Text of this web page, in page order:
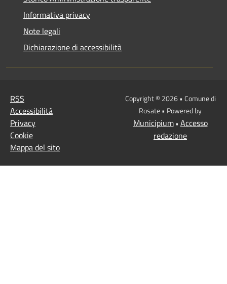
Informativa privacy
Note legali
Dichiarazione di accessibilità
RSS
Accessibilità
Privacy
Cookie
Mappa del sito
Copyright © 2026 • Comune di
Rosate • Powered by
Municipium• Accesso
redazione